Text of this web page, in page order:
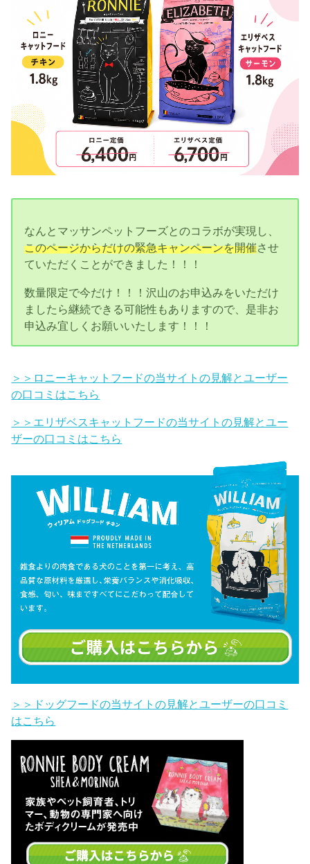
なんとマッサンペットフーズとのコラボが実現し、
このページからだけの緊急キャンペーンを開催させ
ていただくことができました！！！
数量限定で今だけ！！！沢山のお申込みをいただけ
ましたら継続できる可能性もありますので、是非お
申込み宜しくお願いいたします！！！
＞＞ロニーキャットフードの当サイトの見解とユーザー
の口コミはこちら
＞＞エリザベスキャットフードの当サイトの見解とユー
ザーの口コミはこちら
＞＞ドッグフードの当サイトの見解とユーザーの口コミ
はこちら